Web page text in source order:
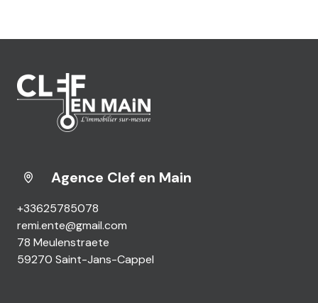
Agence Clef en Main
+33625785078
remi.ente@gmail.com
78 Meulenstraete
59270 Saint-Jans-Cappel